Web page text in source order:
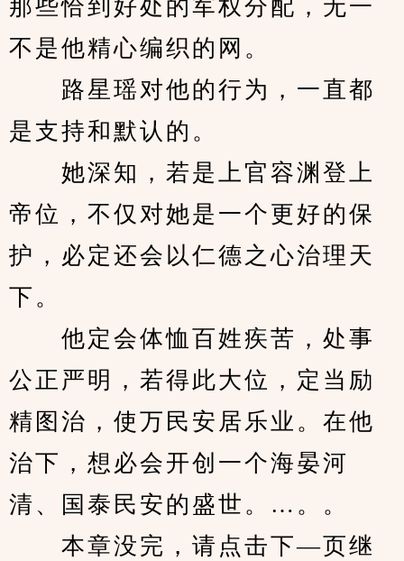
那些恰到好处的军权分配，无一
不是他精心编织的网。
路星瑶对他的行为，一直都
是支持和默认的。
她深知，若是上官容渊登上
帝位，不仅对她是一个更好的保
护，必定还会以仁德之心治理天
下。
他定会体恤百姓疾苦，处事
公正严明，若得此大位，定当励
精图治，使万民安居乐业。在他
治下，想必会开创一个海晏河
清、国泰民安的盛世。…。。
本章没完，请点击下—页继